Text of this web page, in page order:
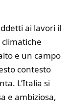
ai lavori il
e un campo
contesto
L’Italia si
e ambiziosa,